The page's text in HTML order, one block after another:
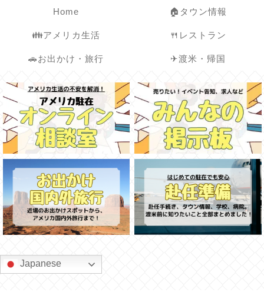
Home 🏠タウン情報
👪アメリカ生活 🍴レストラン
🚗お出かけ・旅行 ✈渡米・帰国
Japanese